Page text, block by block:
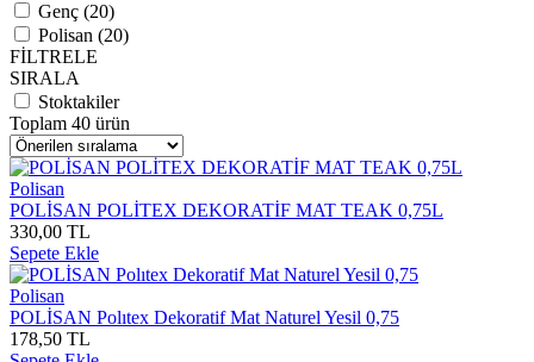
Genç (20)
Polisan (20)
FİLTRELE
SIRALA
Stoktakiler
Toplam 40 ürün
Polisan
POLİSAN POLİTEX DEKORATİF MAT TEAK 0,75L
330,00 TL
Sepete Ekle
Polisan
POLİSAN Polıtex Dekoratif Mat Naturel Yesil 0,75
178,50 TL